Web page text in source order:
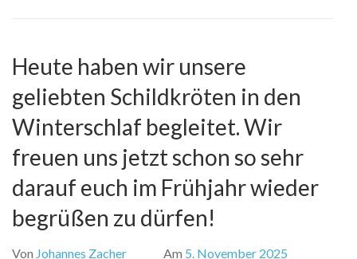
Heute haben wir unsere
geliebten Schildkröten in den
Winterschlaf begleitet. Wir
freuen uns jetzt schon so sehr
darauf euch im Frühjahr wieder
begrüßen zu dürfen!
Von Johannes Zacher Am 5. November 2025